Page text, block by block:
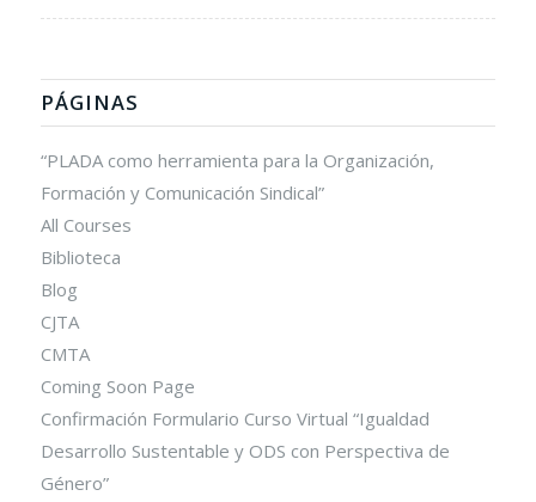
PÁGINAS
“PLADA como herramienta para la Organización,
Formación y Comunicación Sindical”
All Courses
Biblioteca
Blog
CJTA
CMTA
Coming Soon Page
Confirmación Formulario Curso Virtual “Igualdad
Desarrollo Sustentable y ODS con Perspectiva de
Género”